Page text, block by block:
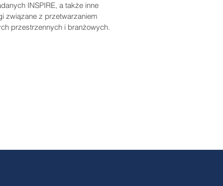
INSPIRE, a także inne
związane z przetwarzaniem
przestrzennych i branżowych.